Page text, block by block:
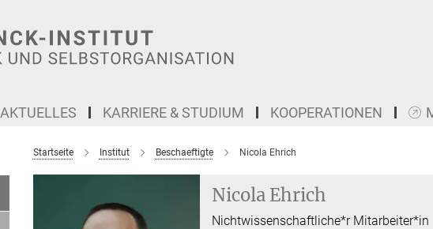
AKTUELLES KARRIERE & STUDIUM KOOPERATIONEN
Startseite Institut Beschaeftigte Nicola Ehrich
Nicola Ehrich
Nichtwissenschaftliche*r Mitarbeiter*in